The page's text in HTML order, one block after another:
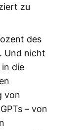
zu
des
Und nicht
die
von
– von